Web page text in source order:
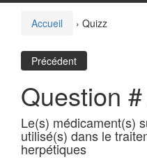
Accueil › Quizz
Précédent
Question
Le(s) médicament(s)
utilisé(s) dans le
herpétiques